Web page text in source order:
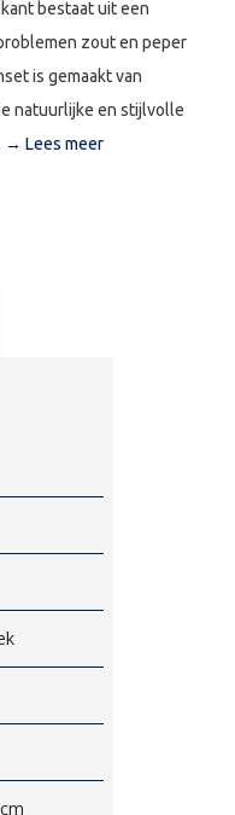
bestaat uit een
zout en peper
is gemaakt van
natuurlijke en stijlvolle
→ Lees meer